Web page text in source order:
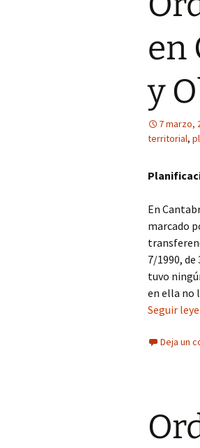
en
y
7 marzo,
territorial,
En
marcado
7/1990,
tuvo
en ella no
Seguir
Deja un